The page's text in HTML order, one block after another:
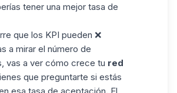
tener una mejor tasa de
que los KPI pueden ❌
a mirar el número de
, vas a ver cómo crece tu red
que preguntarte si estás
esa tasa de aceptación. El